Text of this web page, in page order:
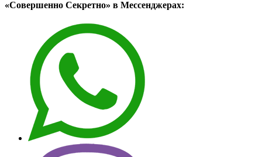
«Совершенно Секретно» в Мессенджерах: